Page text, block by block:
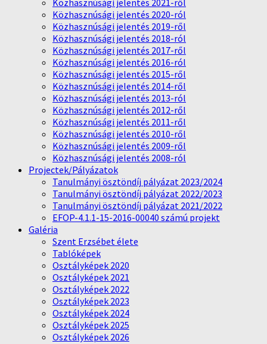
Közhasznúsági jelentés 2021-ről
Közhasznúsági jelentés 2020-ról
Közhasznúsági jelentés 2019-ről
Közhasznúsági jelentés 2018-ról
Közhasznúsági jelentés 2017-ről
Közhasznúsági jelentés 2016-ról
Közhasznúsági jelentés 2015-ről
Közhasznúsági jelentés 2014-ről
Közhasznúsági jelentés 2013-ról
Közhasznúsági jelentés 2012-ről
Közhasznúsági jelentés 2011-ről
Közhasznúsági jelentés 2010-ről
Közhasznúsági jelentés 2009-ről
Közhasznúsági jelentés 2008-ról
Projectek/Pályázatok
Tanulmányi ösztöndíj pályázat 2023/2024
Tanulmányi ösztöndíj pályázat 2022/2023
Tanulmányi ösztöndíj pályázat 2021/2022
EFOP-4.1.1-15-2016-00040 számú projekt
Galéria
Szent Erzsébet élete
Tablóképek
Osztályképek 2020
Osztályképek 2021
Osztályképek 2022
Osztályképek 2023
Osztályképek 2024
Osztályképek 2025
Osztályképek 2026